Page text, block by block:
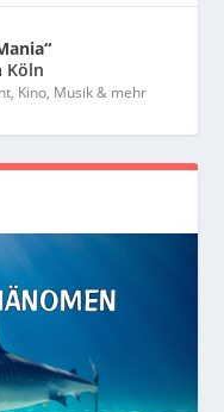
Köln
Kino, Musik & mehr